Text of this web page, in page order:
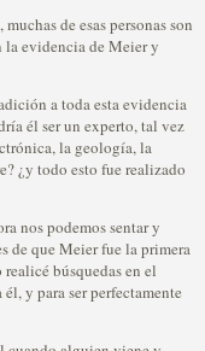
de esas personas son
la evidencia de Meier y
a toda esta evidencia
él ser un experto, tal vez
la geología, la
¿y todo esto fue realizado
nos podemos sentar y
de que Meier fue la primera
búsquedas en el
y para ser perfectamente